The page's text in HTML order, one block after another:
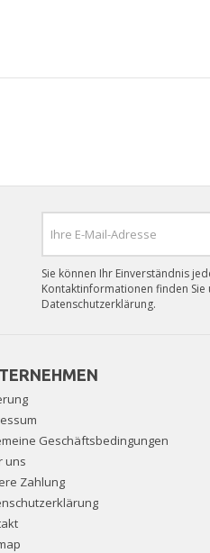
Sie können Ihr Einverständnis
Kontaktinformationen finden Sie
Datenschutzerklärung.
Geschäftsbedingungen
uns
Zahlung